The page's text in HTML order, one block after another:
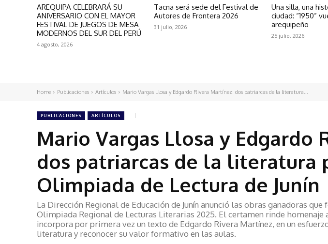
AREQUIPA CELEBRARÁ SU
ANIVERSARIO CON EL MAYOR
FESTIVAL DE JUEGOS DE MESA
MODERNOS DEL SUR DEL PERÚ
4 agosto, 2026
Tacna será sede del Festival de
Autores de Frontera 2026
31 julio, 2026
Una silla, una
ciudad: “1950”
arequipeño
25 julio, 2026